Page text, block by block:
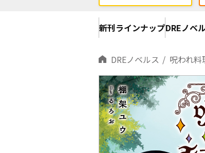
新刊ラインナップDREノベ
DREノベルス 呪われ